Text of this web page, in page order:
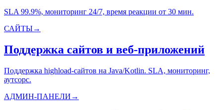
SLA 99.9%, мониторинг 24/7, время реакции от 30 мин.
САЙТЫ→
Поддержка сайтов и веб-приложений
Поддержка highload-сайтов на Java/Kotlin. SLA, мониторинг,
аутсорс.
АДМИН-ПАНЕЛИ →